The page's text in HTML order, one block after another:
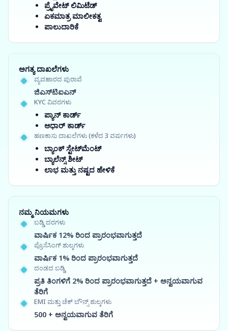
ಪ್ರೈವೇಟ್ ಲಿಮಿಟೆಡ್
ಏಕಮಾತ್ರ ಮಾಲೀಕತ್ವ
ಪಾಲುದಾರಿಕೆ
ಅಗತ್ಯ ದಾಖಲೆಗಳು
ವ್ಯವಹಾರದ ಪುರಾವೆ
ಜಿಎಸ್‍ಟಿಐಎನ್
KYC ವಿವರಗಳು
ಪ್ಯಾನ್ ಕಾರ್ಡ್
ಆಧಾರ್ ಕಾರ್ಡ್
ಹಣಕಾಸು ದಾಖಲೆಗಳು (ಕಳೆದ 3 ವರ್ಷಗಳು)
ಬ್ಯಾಂಕ್ ಸ್ಟೇಟ್‌ಮೆಂಟ್
ಬ್ಯಾಲೆನ್ಸ್ ಶೀಟ್
ಲಾಭ ಮತ್ತು ನಷ್ಟದ ಹೇಳಿಕೆ
ನಮ್ಮ ನಿಯಮಗಳು
ಬಡ್ಡಿ ದರಗಳು
ವಾರ್ಷಿಕ 12% ರಿಂದ ಪ್ರಾರಂಭವಾಗುತ್ತದೆ
ಪ್ರೊಸೆಸಿಂಗ್ ಶುಲ್ಕಗಳು
ವಾರ್ಷಿಕ 1% ರಿಂದ ಪ್ರಾರಂಭವಾಗುತ್ತದೆ
ದಂಡದ ಬಡ್ಡಿ
ಪ್ರತಿ ತಿಂಗಳಿಗೆ 2% ರಿಂದ ಪ್ರಾರಂಭವಾಗುತ್ತದೆ + ಅನ್ವಯವಾಗುವ
ತೆರಿಗೆ
EMI ಮತ್ತು ಚೆಕ್ ಬೌನ್ಸ್ ಶುಲ್ಕಗಳು
500 + ಅನ್ವಯವಾಗುವ ತೆರಿಗೆ